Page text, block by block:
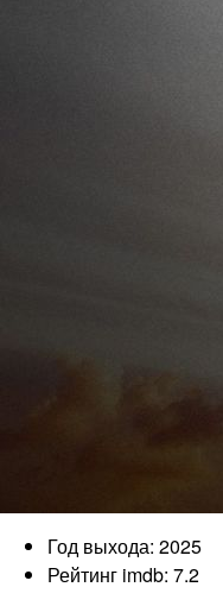
Год выхода: 2025
Рейтинг imdb: 7.2